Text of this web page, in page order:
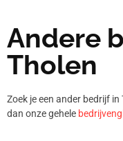
Andere
Tholen
Zoek je een ander bedrijf
dan onze gehele